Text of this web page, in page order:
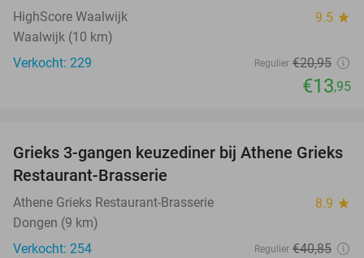
HighScore Waalwijk 9.5 star
Waalwijk (10 km)
Verkocht: 229
Regulier €20,95
€13,95
39%
Grieks 3-gangen keuzediner bij Athene Grieks
Restaurant-Brasserie
Athene Grieks Restaurant-Brasserie 8.9 star
Dongen (9 km)
Verkocht: 254
Regulier €40,85